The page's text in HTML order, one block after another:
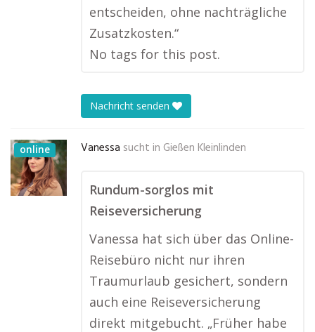
entscheiden, ohne nachträgliche
Zusatzkosten.“
No tags for this post.
Nachricht senden
online Vanessa sucht in Gießen Kleinlinden
Rundum-sorglos mit
Reiseversicherung
Vanessa hat sich über das Online-
Reisebüro nicht nur ihren
Traumurlaub gesichert, sondern
auch eine Reiseversicherung
direkt mitgebucht. „Früher habe